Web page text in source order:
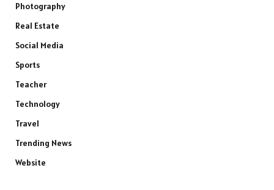
Photography
Real Estate
Social Media
Sports
Teacher
Technology
Travel
Trending News
Website